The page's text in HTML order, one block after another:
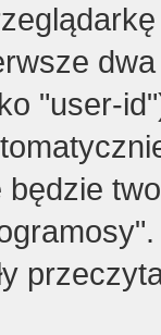
"user-
będzie